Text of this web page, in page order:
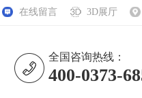
在线留言 3D展厅
全国咨询热线：
400-0373-